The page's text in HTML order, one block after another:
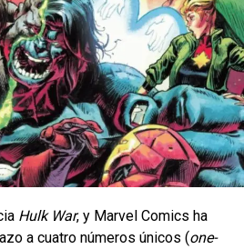
(@PaniniComicsMx)March 7,
compilación de la miniserie de
de Spidey situada en 1933
enfrenta a la magia al puro estilo
La ciudad:
Hulk War, y Marvel Comics ha
a cuatro números únicos (one-